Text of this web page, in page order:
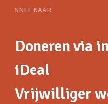
SNEL NAAR
Doneren via
iDeal
Vrijwilliger